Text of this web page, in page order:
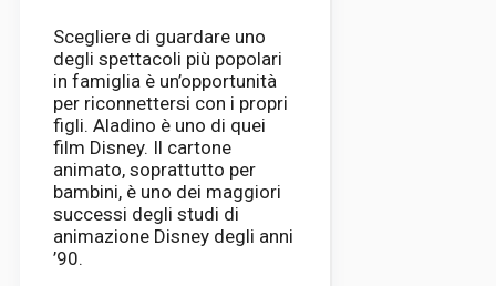
Scegliere di guardare uno
degli spettacoli più popolari
in famiglia è un’opportunità
per riconnettersi con i propri
figli. Aladino è uno di quei
film Disney. Il cartone
animato, soprattutto per
bambini, è uno dei maggiori
successi degli studi di
animazione Disney degli anni
’90.